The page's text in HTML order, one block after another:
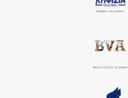
ΚΗΦΙΣΙΆ VOLLEYBALL
BEACH VOLLEY ACADEMY